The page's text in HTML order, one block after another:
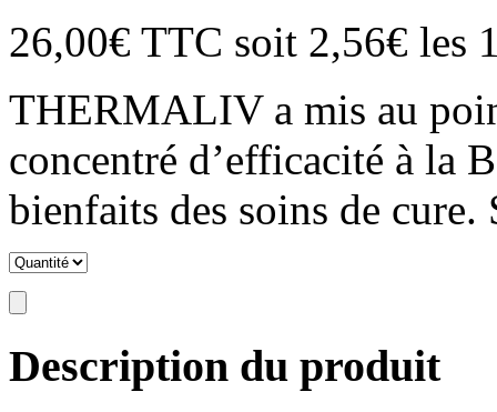
26,00€ TTC soit 2,56€ les
THERMALIV a mis au
concentré d’efficacité à la
bienfaits des soins de cure.
Description du produit